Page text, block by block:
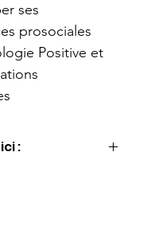
ses
prosociales
Positive et
: